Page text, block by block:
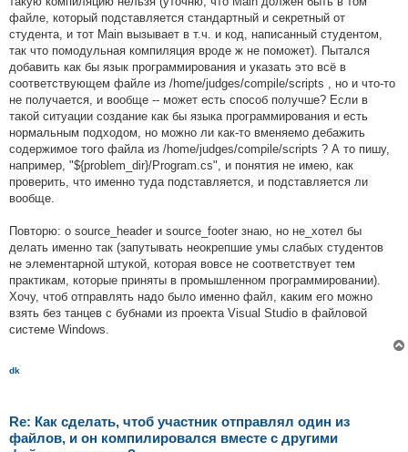
файле, который подставляется стандартный и секретный от
студента, и тот Main вызывает в т.ч. и код, написанный студентом,
так что помодульная компиляция вроде ж не поможет). Пытался
добавить как бы язык программирования и указать это всё в
соответствующем файле из /home/judges/compile/scripts , но и что-то
не получается, и вообще -- может есть способ получше? Если в
такой ситуации создание как бы языка программирования и есть
нормальным подходом, но можно ли как-то вменяемо дебажить
содержимое того файла из /home/judges/compile/scripts ? А то пишу,
например, "${problem_dir}/Program.cs", и понятия не имею, как
проверить, что именно туда подставляется, и подставляется ли
вообще.
Повторю: о source_header и source_footer знаю, но не_хотел бы
делать именно так (запутывать неокрепшие умы слабых студентов
не элементарной штукой, которая вовсе не соответствует тем
практикам, которые приняты в промышленном программировании).
Хочу, чтоб отправлять надо было именно файл, каким его можно
взять без танцев с бубнами из проекта Visual Studio в файловой
системе Windows.
dk
Re: Как сделать, чтоб участник отправлял один из
файлов, и он компилировался вместе с другими